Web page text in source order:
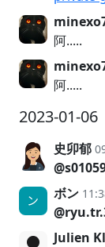
阿.....
阿.....
2023-01-06
史卯郁
ボン
Julien